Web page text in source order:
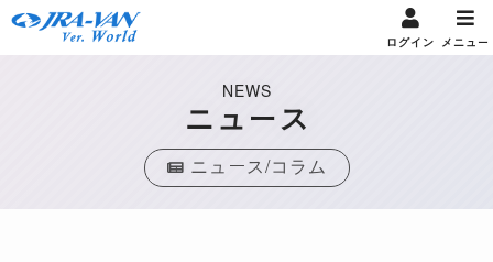
ログイン メニュー
NEWS
ニュース
ニュース/コラム